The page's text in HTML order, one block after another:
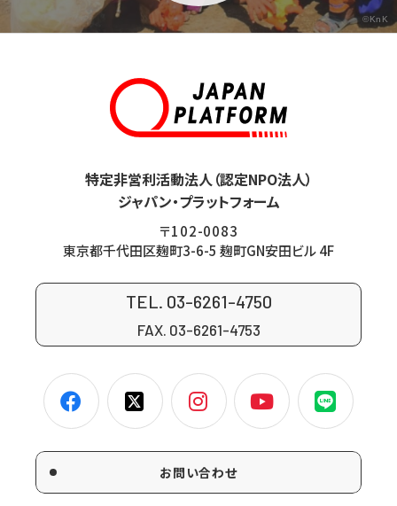
©KnK
特定非営利活動法人（認定NPO法人）
ジャパン・プラットフォーム
〒102-0083
東京都千代田区麹町3-6-5 麹町GN安田ビル 4F
TEL. 03-6261-4750
FAX. 03-6261-4753
お問い合わせ